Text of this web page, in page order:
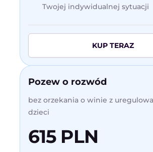
Twojej indywidualnej sytuacji
KUP TERAZ
Pozew o rozwód
bez orzekania o winie z
dzieci
615 PLN